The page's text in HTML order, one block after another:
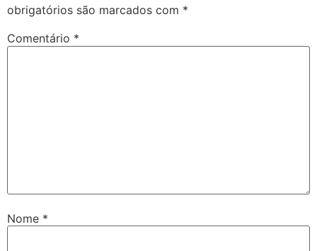
obrigatórios são marcados com *
Comentário *
Nome *